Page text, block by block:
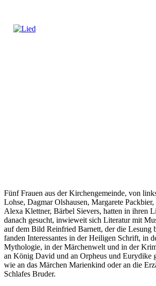
Fünf Frauen aus der Kirchengemeinde, von
Lohse, Dagmar Olshausen, Margarete
Alexa Klettner, Bärbel Sievers, hatten in ihren
danach gesucht, inwieweit sich Literatur mit
auf dem Bild Reinfried Barnett, der die Lesung
fanden Interessantes in der Heiligen Schrift, in
Mythologie, in der Märchenwelt und in der
an König David und an Orpheus und Eurydike
wie an das Märchen Marienkind oder an die
Schlafes Bruder.